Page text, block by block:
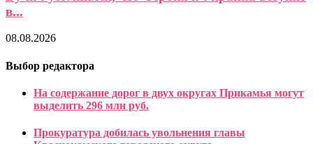
в...
08.08.2026
Выбор редактора
На содержание дорог в двух округах Прикамья могут
выделить 296 млн руб.
Прокуратура добилась увольнения главы